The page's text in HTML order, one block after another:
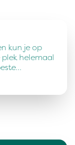
kun je op
helemaal